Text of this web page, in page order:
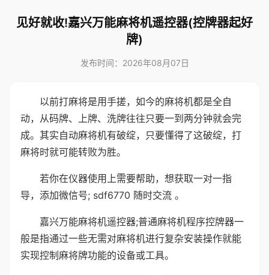
见好就收!嘉兴万能麻将机遥控器(控牌器起好
牌)
发布时间：2026年08月07日
以前打麻将是用手搓，如今的麻将机都是全自
动，从码牌、上牌、洗牌往往只要一到两分钟就会完
成。其实自动麻将机有破绽，只要懂得了这破绽，打
麻将时就可能转败为胜。
若你在仪器使用上需要帮助，想获取一对一指
导，添加微信号; sdf6770 随时交流 。
嘉兴万能麻将机遥控器;普通麻将机程序控牌器一
般是指通过一些无需对麻将机进行复杂安装操作就能
实现控制麻将牌功能的设备或工具。